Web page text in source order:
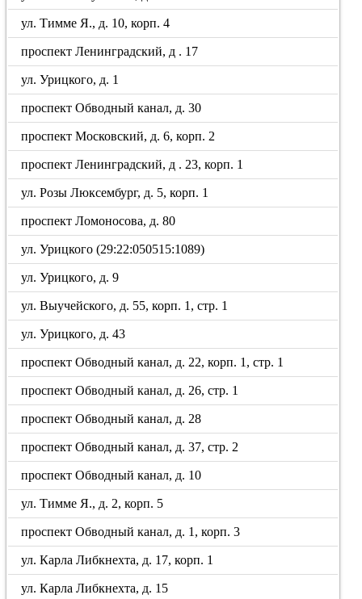
ул. Тимме Я., д. 10, корп. 4
проспект Ленинградский, д . 17
ул. Урицкого, д. 1
проспект Обводный канал, д. 30
проспект Московский, д. 6, корп. 2
проспект Ленинградский, д . 23, корп. 1
ул. Розы Люксембург, д. 5, корп. 1
проспект Ломоносова, д. 80
ул. Урицкого (29:22:050515:1089)
ул. Урицкого, д. 9
ул. Выучейского, д. 55, корп. 1, стр. 1
ул. Урицкого, д. 43
проспект Обводный канал, д. 22, корп. 1, стр. 1
проспект Обводный канал, д. 26, стр. 1
проспект Обводный канал, д. 28
проспект Обводный канал, д. 37, стр. 2
проспект Обводный канал, д. 10
ул. Тимме Я., д. 2, корп. 5
проспект Обводный канал, д. 1, корп. 3
ул. Карла Либкнехта, д. 17, корп. 1
ул. Карла Либкнехта, д. 15